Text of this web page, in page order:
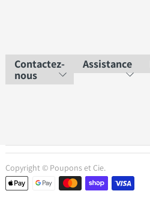
Contactez-
nous
Assistance
Copyright © Poupons et Cie.
Moyens de paiement